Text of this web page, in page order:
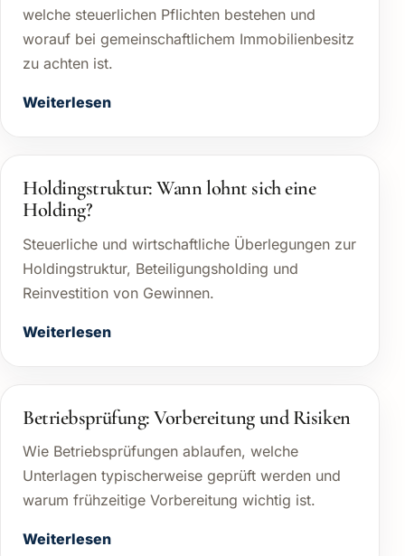
welche steuerlichen Pflichten bestehen und
worauf bei gemeinschaftlichem Immobilienbesitz
zu achten ist.
Weiterlesen
Holdingstruktur: Wann lohnt sich eine
Holding?
Steuerliche und wirtschaftliche Überlegungen zur
Holdingstruktur, Beteiligungsholding und
Reinvestition von Gewinnen.
Weiterlesen
Betriebsprüfung: Vorbereitung und Risiken
Wie Betriebsprüfungen ablaufen, welche
Unterlagen typischerweise geprüft werden und
warum frühzeitige Vorbereitung wichtig ist.
Weiterlesen